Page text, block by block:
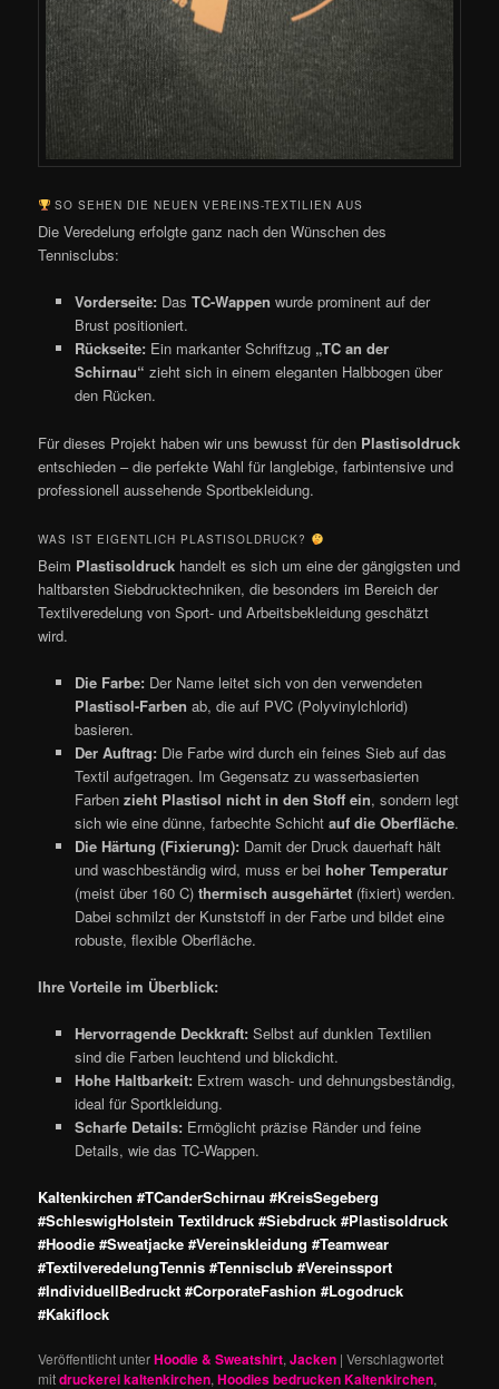
SO SEHEN DIE NEUEN VEREINS-TEXTILIEN AUS
Die Veredelung erfolgte ganz nach den Wünschen des
Tennisclubs:
Vorderseite: Das TC-Wappen wurde prominent auf der
Brust positioniert.
Rückseite: Ein markanter Schriftzug „TC an der
Schirnau“ zieht sich in einem eleganten Halbbogen über
den Rücken.
Für dieses Projekt haben wir uns bewusst für den Plastisoldruck
entschieden – die perfekte Wahl für langlebige, farbintensive und
professionell aussehende Sportbekleidung.
WAS IST EIGENTLICH PLASTISOLDRUCK?
Beim Plastisoldruck handelt es sich um eine der gängigsten und
haltbarsten Siebdrucktechniken, die besonders im Bereich der
Textilveredelung von Sport- und Arbeitsbekleidung geschätzt
wird.
Die Farbe: Der Name leitet sich von den verwendeten
Plastisol-Farben ab, die auf PVC (Polyvinylchlorid)
basieren.
Der Auftrag: Die Farbe wird durch ein feines Sieb auf das
Textil aufgetragen. Im Gegensatz zu wasserbasierten
Farben zieht Plastisol nicht in den Stoff ein, sondern legt
sich wie eine dünne, farbechte Schicht auf die Oberfläche.
Die Härtung (Fixierung): Damit der Druck dauerhaft hält
und waschbeständig wird, muss er bei hoher Temperatur
(meist über 160 C) thermisch ausgehärtet(fixiert) werden.
Dabei schmilzt der Kunststoff in der Farbe und bildet eine
robuste, flexible Oberfläche.
Ihre Vorteile im Überblick:
Hervorragende Deckkraft: Selbst auf dunklen Textilien
sind die Farben leuchtend und blickdicht.
Hohe Haltbarkeit: Extrem wasch- und dehnungsbeständig,
ideal für Sportkleidung.
Scharfe Details: Ermöglicht präzise Ränder und feine
Details, wie das TC-Wappen.
Kaltenkirchen #TCanderSchirnau #KreisSegeberg
#SchleswigHolstein Textildruck #Siebdruck #Plastisoldruck
#Hoodie #Sweatjacke #Vereinskleidung #Teamwear
#TextilveredelungTennis #Tennisclub #Vereinssport
#IndividuellBedruckt #CorporateFashion #Logodruck
#Kakiflock
Veröffentlicht unterHoodie & Sweatshirt,Jacken |Verschlagwortet
mitdruckerei kaltenkirchen,Hoodies bedrucken Kaltenkirchen,